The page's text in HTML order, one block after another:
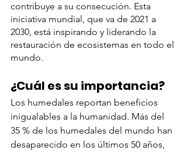
contribuye a su consecución. Esta
iniciativa mundial, que va de 2021 a
2030, está inspirando y liderando la
restauración de ecosistemas en todo el
mundo.
¿Cuál es su importancia?
Los humedales reportan beneficios
inigualables a la humanidad. Más del
35 % de los humedales del mundo han
desaparecido en los últimos 50 años,